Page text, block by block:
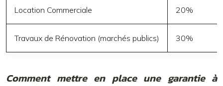
Location Commerciale 20%
Travaux de Rénovation (marchés publics) 30%
Comment mettre en place une garantie à